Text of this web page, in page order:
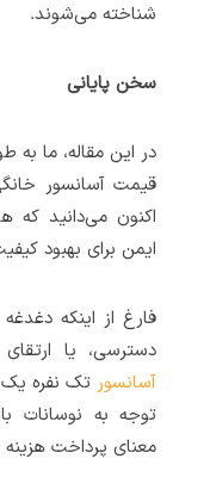
شناخته می‌شوند.
سخن پایانی
در این مقاله، ما به
اکنون می‌دانید
ایمن برای بهبود
فارغ از اینکه
دسترسی، یا
آسانسور تک نفره
توجه به نوسانات
معنای پرداخت